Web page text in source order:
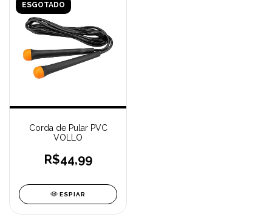
ESGOTADO
Corda de Pular PVC
VOLLO
R$44,99
ESPIAR